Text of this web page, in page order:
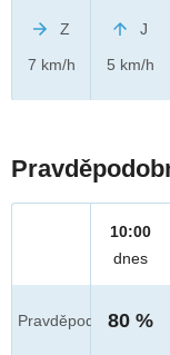
Z
7 km/h
J
5 km/h
Pravděpod.
10:00
dnes
80 %